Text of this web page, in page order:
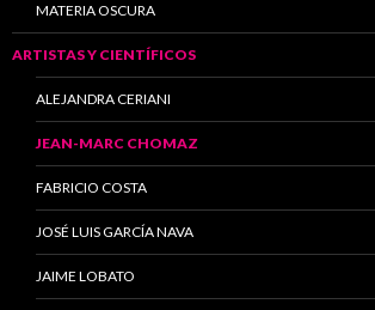
MATERIA OSCURA
ARTISTAS Y CIENTÍFICOS
ALEJANDRA CERIANI
JEAN-MARC CHOMAZ
FABRICIO COSTA
JOSÉ LUIS GARCÍA NAVA
JAIME LOBATO